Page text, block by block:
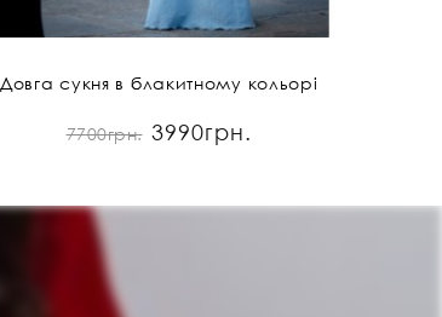
Довга сукня в блакитному кольорі
7700грн. 3990грн.